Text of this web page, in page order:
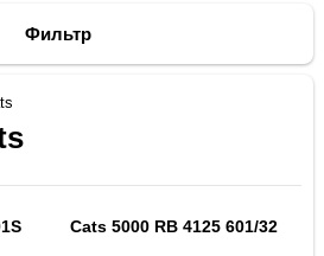
Фильтр
Cats 5000 RB 4125 601/32